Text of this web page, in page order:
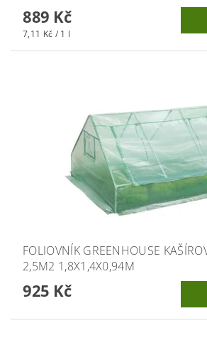
889 Kč
7,11 Kč / 1 l
FOLIOVNÍK GREENHOUSE
2,5M2 1,8X1,4X0,94M
925 Kč